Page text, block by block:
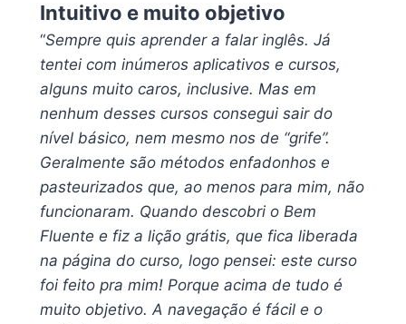
Intuitivo e muito objetivo
“Sempre quis aprender a falar inglês. Já
tentei com inúmeros aplicativos e cursos,
alguns muito caros, inclusive. Mas em
nenhum desses cursos consegui sair do
nível básico, nem mesmo nos de “grife”.
Geralmente são métodos enfadonhos e
pasteurizados que, ao menos para mim, não
funcionaram. Quando descobri o Bem
Fluente e fiz a lição grátis, que fica liberada
na página do curso, logo pensei: este curso
foi feito pra mim! Porque acima de tudo é
muito objetivo. A navegação é fácil e o